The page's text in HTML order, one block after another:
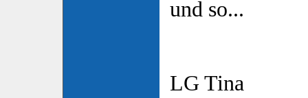
und so...
LG Tina